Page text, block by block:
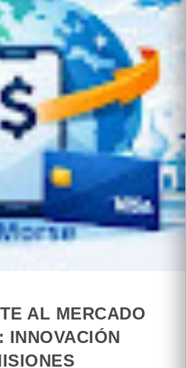
AL MERCADO
INNOVACIÓN